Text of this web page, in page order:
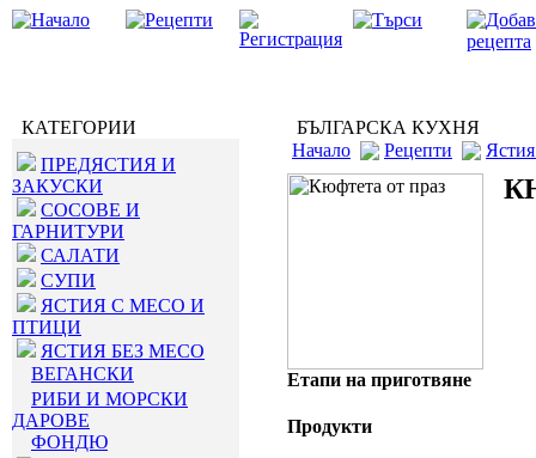
КАТЕГОРИИ
ПРЕДЯСТИЯ И
ЗАКУСКИ
СОСОВЕ И
ГАРНИТУРИ
САЛАТИ
СУПИ
ЯСТИЯ С МЕСО И
ПТИЦИ
ЯСТИЯ БЕЗ МЕСО
ВЕГАНСКИ
РИБИ И МОРСКИ
ДАРОВЕ
ФОНДЮ
БЪЛГАРСКА КУХНЯ
Начало
Рецепти
Етапи на приготвяне
Продукти